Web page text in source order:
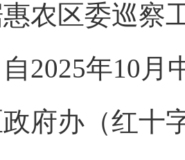
区委巡察工
2025年10月
府办（红十